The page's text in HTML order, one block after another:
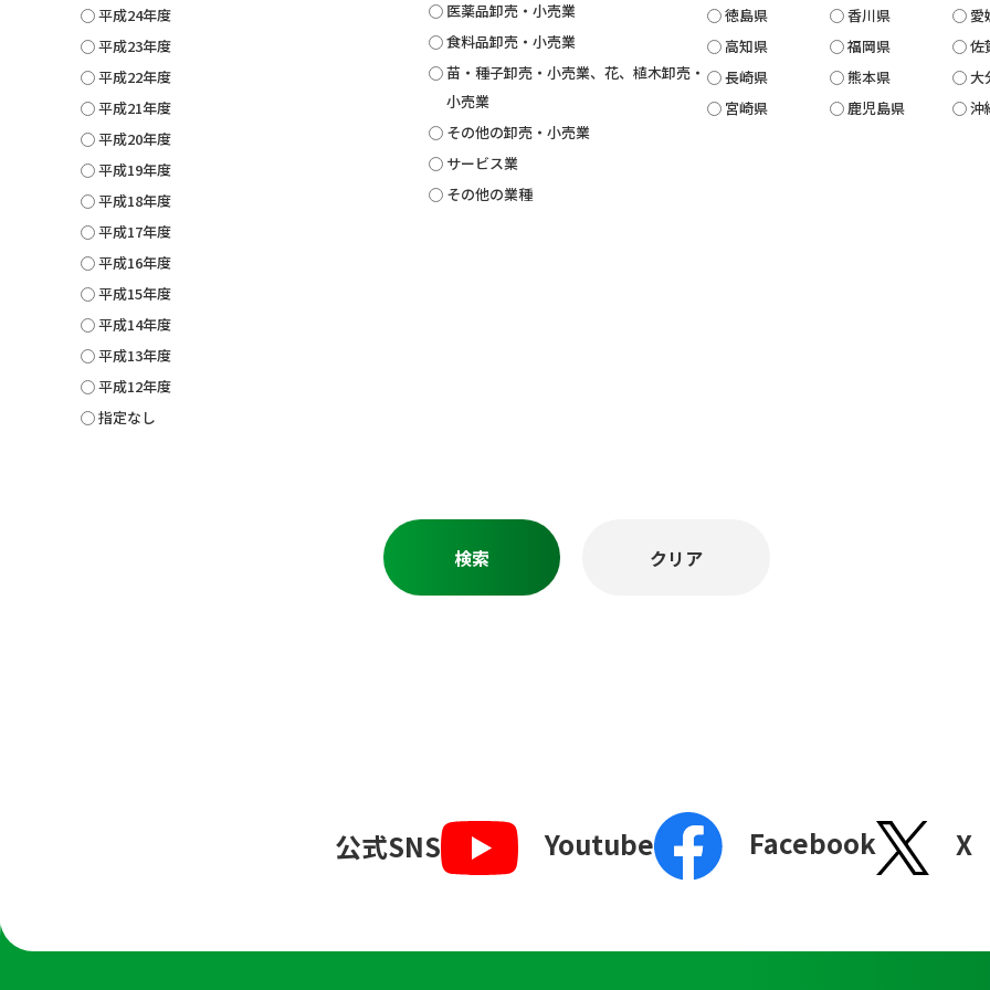
平成24年度
平成23年度
平成22年度
平成21年度
平成20年度
平成19年度
平成18年度
平成17年度
平成16年度
平成15年度
平成14年度
平成13年度
平成12年度
指定なし
医薬品卸売・小売業
食料品卸売・小売業
苗・種子卸売・小売業、花、植木卸売・
小売業
その他の卸売・小売業
サービス業
その他の業種
徳島県
香川県
愛
高知県
福岡県
佐
長崎県
熊本県
大
宮崎県
鹿児島県 沖
公式SNS Youtube Facebook X